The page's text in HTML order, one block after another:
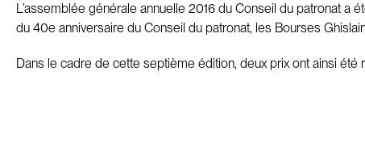
L’assemblée générale annuelle 2016 du Conseil du patronat a
du 40e anniversaire du Conseil du patronat, les Bourses
Dans le cadre de cette septième édition, deux prix ont ainsi été